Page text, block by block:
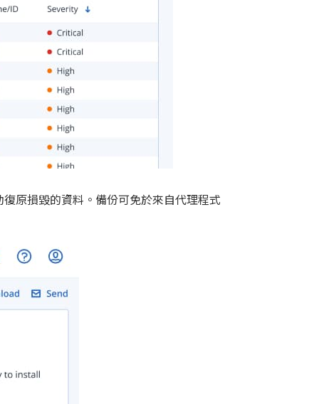
原損毀的資料。備份可免於來自代理程式